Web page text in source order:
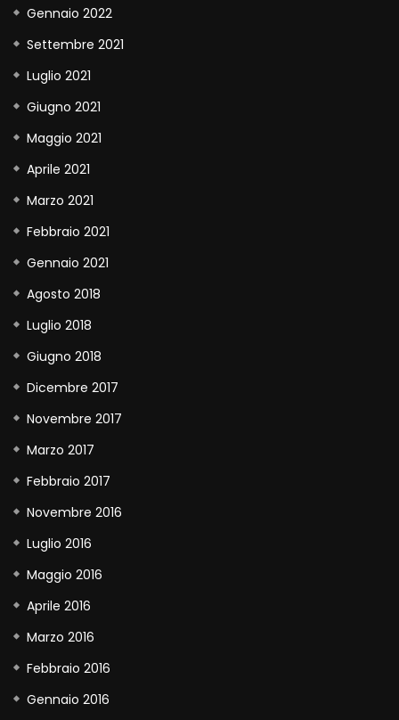
Gennaio 2022
Settembre 2021
Luglio 2021
Giugno 2021
Maggio 2021
Aprile 2021
Marzo 2021
Febbraio 2021
Gennaio 2021
Agosto 2018
Luglio 2018
Giugno 2018
Dicembre 2017
Novembre 2017
Marzo 2017
Febbraio 2017
Novembre 2016
Luglio 2016
Maggio 2016
Aprile 2016
Marzo 2016
Febbraio 2016
Gennaio 2016